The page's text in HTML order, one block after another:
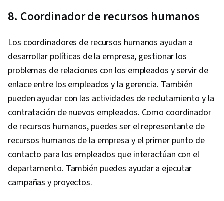
8. Coordinador de recursos humanos
Los coordinadores de recursos humanos ayudan a
desarrollar políticas de la empresa, gestionar los
problemas de relaciones con los empleados y servir de
enlace entre los empleados y la gerencia. También
pueden ayudar con las actividades de reclutamiento y la
contratación de nuevos empleados. Como coordinador
de recursos humanos, puedes ser el representante de
recursos humanos de la empresa y el primer punto de
contacto para los empleados que interactúan con el
departamento. También puedes ayudar a ejecutar
campañas y proyectos.